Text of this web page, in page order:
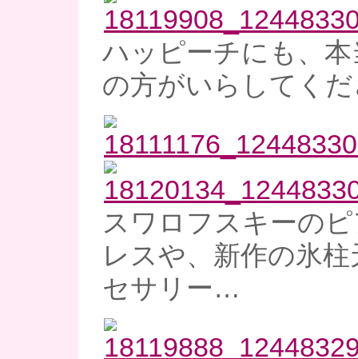
ハッピーチにも、
の方がいらしてく
スワロフスキーの
レスや、新作の氷
セサリー…